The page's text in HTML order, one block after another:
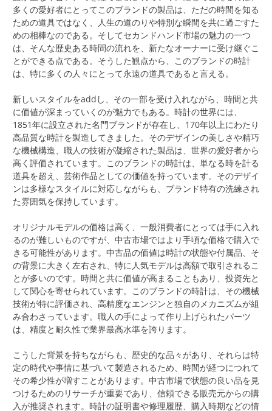
多くの愛好者にとってこのブランドの製品は、ただの時間を知る
ための道具ではなく、人生の道のりや特別な瞬間を共に過ごすた
めの相棒なのである。そしてセカンドハンド市場の魅力の一つ
は、そんな歴史ある時間の流れを、新たなオーナーに受け継ぐこ
とができる点である。そうした観点から、このブランドの時計
は、特に多くの人々にとって永遠の道具であると言える。
新しいスタイルをaddし、その一部を受け入れながら、時間と共
に価値が深まっていくのが魅力でもある。時計の世界には、
1851年に設立された名門ブランドが存在し、170年以上にわたり
高品質な時計を製造してきました。そのデザインの美しさや精巧
な機械構造、職人の技術が凝縮された製品は、世界の愛好者から
高く評価されています。このブランドの時計は、単なる時を計る
道具を超え、芸術作品としての価値を持っています。そのデザイ
ンは多様なスタイルに対応しながらも、ブランド特有の洗練され
た雰囲気を保持しています。
オリジナルモデルの価格は高く、一般消費者にとっては手に入れ
るのが難しいものですが、中古市場ではより手頃な価格で購入で
きる可能性があります。中古品の価値は時計の状態や付属品、そ
の背景に大きく左右され、特に人気モデルは高額で取引されるこ
とが多いのです。時間と共に価値が高まることもあり、投資先と
して関心を寄せられています。このブランドの時計は、その機械
技術が特に評価され、高精度なエンジンと独自のメカニズムが組
み合わさっています。職人の手によって作り上げられたパーツ
は、精度と耐久性で業界最高水準を誇ります。
こうした背景を持ちながらも、歴史的な品々があり、それらは特
定の時代や事情に基づいて製造されるため、時間が経つにつれて
その希少性が増すことがあります。中古市場で状態の良い品を見
つけるためのリサーチが重要であり、信頼できる販売元からの購
入が推奨されます。時計の証明書や修理履歴、購入時期などの情